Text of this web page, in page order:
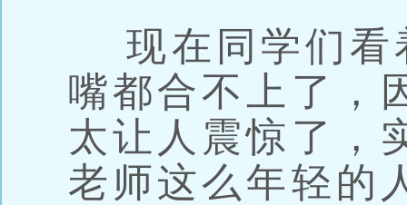
现在同学们看
嘴都合不上了，
太让人震惊了，
老师这么年轻的